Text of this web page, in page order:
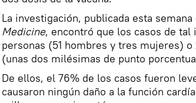
La investigación, publicada esta semana
Medicine, encontró que los casos de
personas (51 hombres y tres mujeres) o
(unas dos milésimas de punto
De ellos, el 76% de los casos fueron
causaron ningún daño a la función